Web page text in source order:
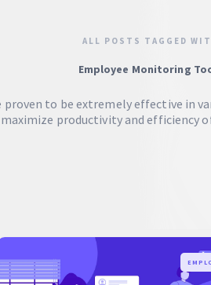
ALL POSTS TAGGED
Employee Monitoring
to be extremely effective in
maximize productivity and efficiency